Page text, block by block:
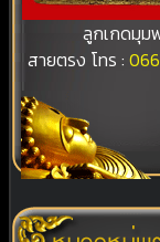
ลูกเกดมุม
สายตรง โทร :